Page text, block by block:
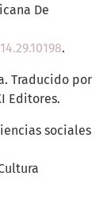
De
.
Traducido por
Editores.
sociales